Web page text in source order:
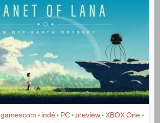
gamescom • indé • PC • preview • XBOX One •